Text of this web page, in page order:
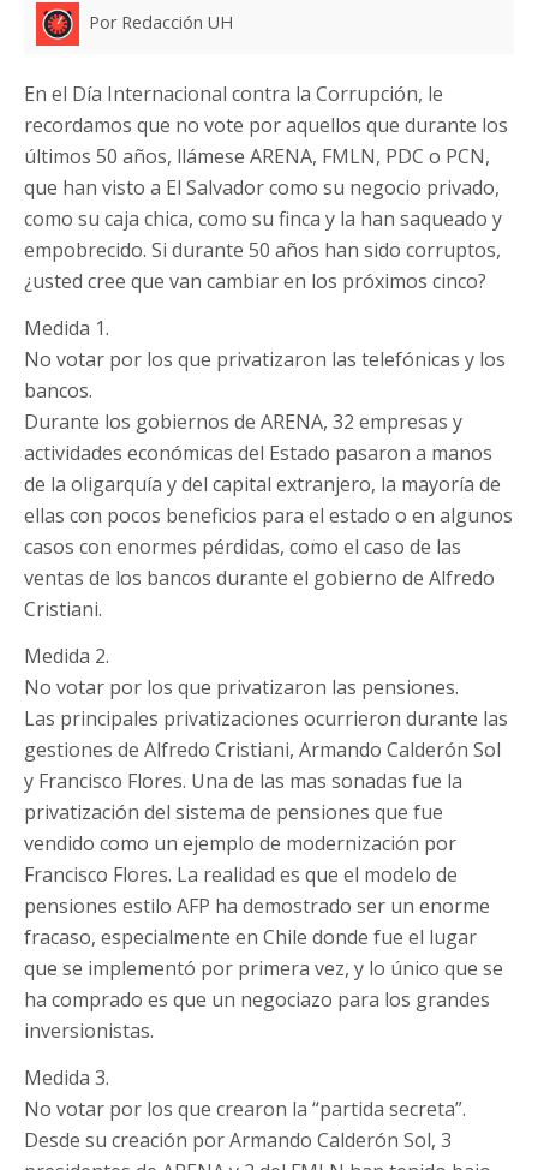
Por Redacción UH
En el Día Internacional contra la Corrupción, le
recordamos que no vote por aquellos que durante los
últimos 50 años, llámese ARENA, FMLN, PDC o PCN,
que han visto a El Salvador como su negocio privado,
como su caja chica, como su finca y la han saqueado y
empobrecido. Si durante 50 años han sido corruptos,
¿usted cree que van cambiar en los próximos cinco?
Medida 1.
No votar por los que privatizaron las telefónicas y los
bancos.
Durante los gobiernos de ARENA, 32 empresas y
actividades económicas del Estado pasaron a manos
de la oligarquía y del capital extranjero, la mayoría de
ellas con pocos beneficios para el estado o en algunos
casos con enormes pérdidas, como el caso de las
ventas de los bancos durante el gobierno de Alfredo
Cristiani.
Medida 2.
No votar por los que privatizaron las pensiones.
Las principales privatizaciones ocurrieron durante las
gestiones de Alfredo Cristiani, Armando Calderón Sol
y Francisco Flores. Una de las mas sonadas fue la
privatización del sistema de pensiones que fue
vendido como un ejemplo de modernización por
Francisco Flores. La realidad es que el modelo de
pensiones estilo AFP ha demostrado ser un enorme
fracaso, especialmente en Chile donde fue el lugar
que se implementó por primera vez, y lo único que se
ha comprado es que un negociazo para los grandes
inversionistas.
Medida 3.
No votar por los que crearon la “partida secreta”.
Desde su creación por Armando Calderón Sol, 3